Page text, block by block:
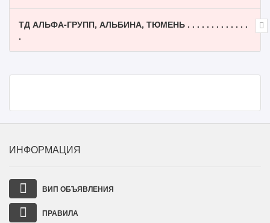
ТД АЛЬФА-ГРУПП, АЛЬБИНА, ТЮМЕНЬ . . . . . . . . . . . . .
.
ИНФОРМАЦИЯ
ВИП ОБЪЯВЛЕНИЯ
ПРАВИЛА